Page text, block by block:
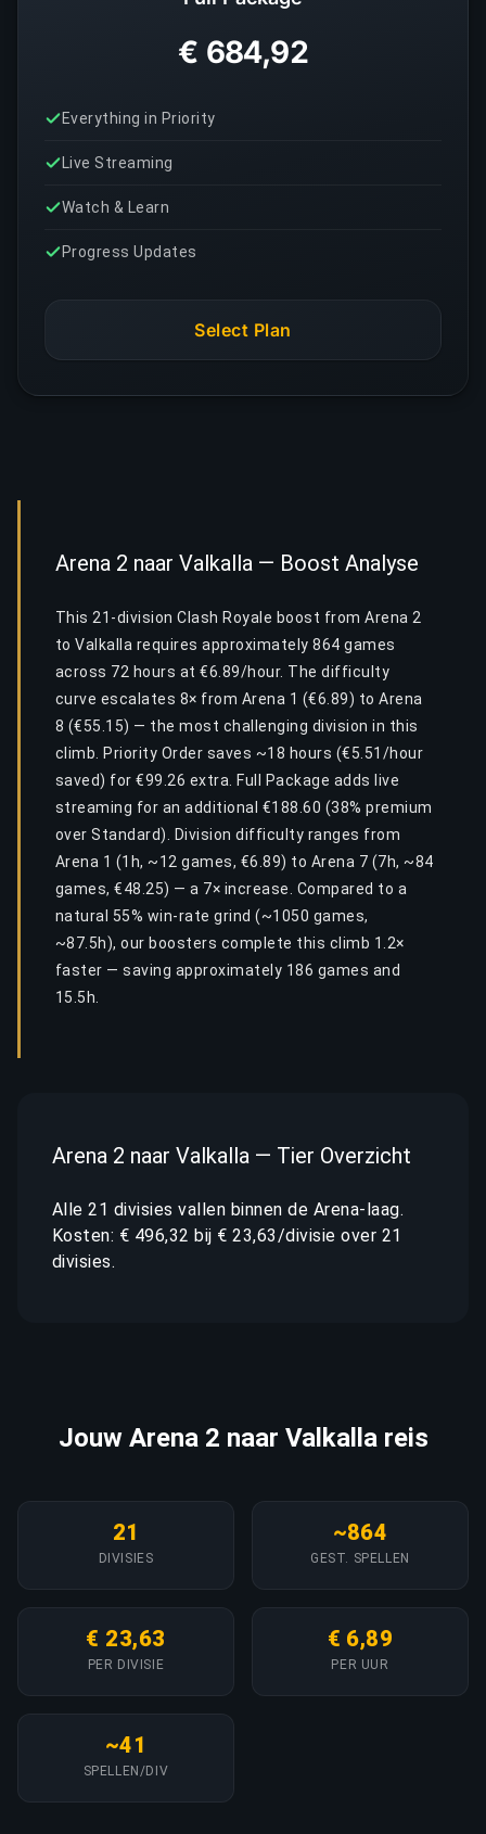
€ 684,92
Everything in Priority
Live Streaming
Watch & Learn
Progress Updates
Select Plan
Arena 2 naar Valkalla — Boost Analyse
This 21-division Clash Royale boost from Arena 2
to Valkalla requires approximately 864 games
across 72 hours at €6.89/hour. The difficulty
curve escalates 8× from Arena 1 (€6.89) to Arena
8 (€55.15) — the most challenging division in this
climb. Priority Order saves ~18 hours (€5.51/hour
saved) for €99.26 extra. Full Package adds live
streaming for an additional €188.60 (38% premium
over Standard). Division difficulty ranges from
Arena 1 (1h, ~12 games, €6.89) to Arena 7 (7h, ~84
games, €48.25) — a 7× increase. Compared to a
natural 55% win-rate grind (~1050 games,
~87.5h), our boosters complete this climb 1.2×
faster — saving approximately 186 games and
15.5h.
Arena 2 naar Valkalla — Tier Overzicht
Alle 21 divisies vallen binnen de Arena-laag.
Kosten: € 496,32 bij € 23,63/divisie over 21
divisies.
Jouw Arena 2 naar Valkalla reis
21
DIVISIES
~864
GEST. SPELLEN
€ 23,63
PER DIVISIE
€ 6,89
PER UUR
~41
SPELLEN/DIV